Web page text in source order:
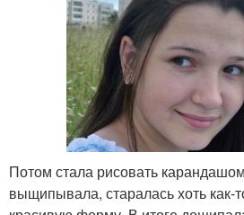
Потом стала рисовать
выщипывала, старалась хоть как-